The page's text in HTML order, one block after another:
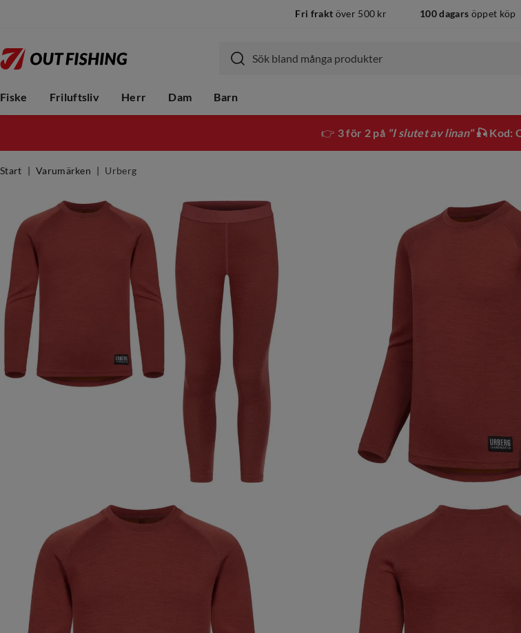
Fri frakt över 500 kr 100 dagars öppet köp
Fiske Friluftsliv Herr Dam Barn
👉 3 för 2 på "I slutet av linan"🎣 Kod:
Start Varumärken Urberg